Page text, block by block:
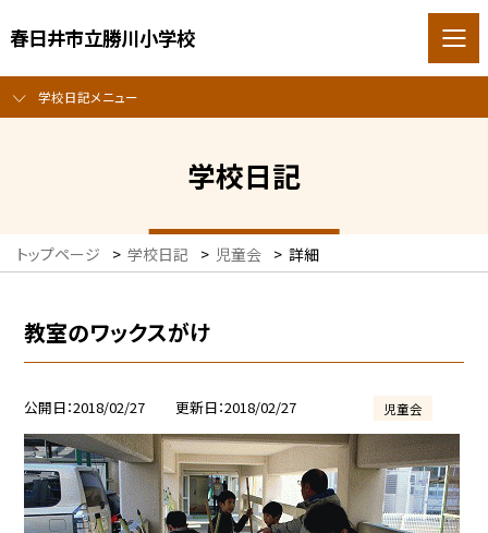
春日井市立勝川小学校
学校日記メニュー
学校日記
トップページ > 学校日記 > 児童会 > 詳細
教室のワックスがけ
公開日 2018/02/27 更新日 2018/02/27 児童会